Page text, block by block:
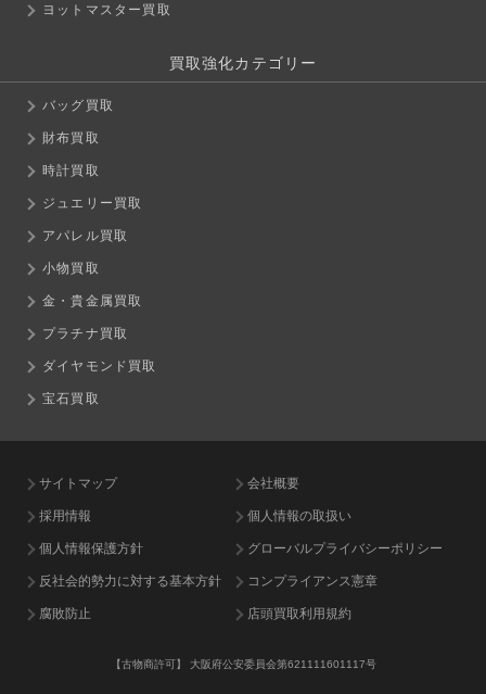
ヨットマスター買取
買取強化カテゴリー
バッグ買取
財布買取
時計買取
ジュエリー買取
アパレル買取
小物買取
金・貴金属買取
プラチナ買取
ダイヤモンド買取
宝石買取
サイトマップ 会社概要
採用情報 個人情報の取扱い
個人情報保護方針 グローバルプライバシーポリシー
反社会的勢力に対する基本方針 コンプライアンス憲章
腐敗防止 店頭買取利用規約
【古物商許可】 大阪府公安委員会第621111601117号